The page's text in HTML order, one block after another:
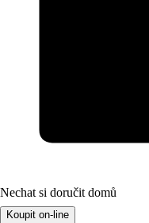
Nechat si doručit domů
Koupit on-line